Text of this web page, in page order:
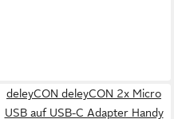
deleyCON deleyCON 2x Micro
USB auf USB-C Adapter Handy